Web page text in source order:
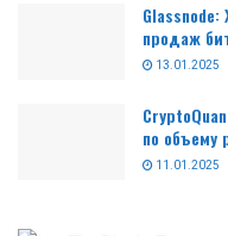
продаж
13.01.2025
по объему
11.01.2025